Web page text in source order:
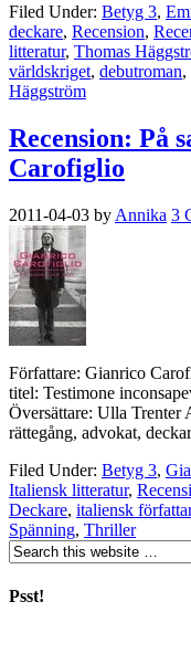
Filed Under: Betyg 3,
deckare, Recension,
litteratur, Thomas
världskriget, debutroman,
Häggström
Recension: På
Carofiglio
2011-04-03 by Annika 3
Författare: Gianrico
titel: Testimone
Översättare: Ulla Trenter
rättegång, advokat,
Filed Under: Betyg 3,
Italiensk litteratur,
Deckare, italiensk
Spänning, Thriller
Psst!